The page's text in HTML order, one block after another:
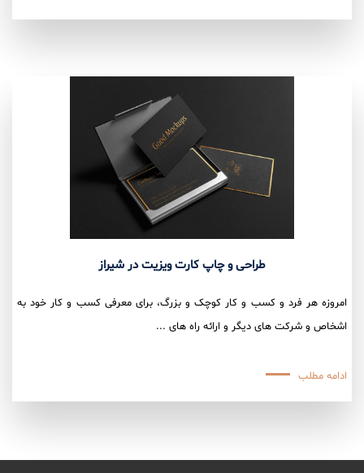
طراحی و چاپ کارت ویزیت در شیراز
امروزه هر فرد و کسب و کار کوچک و بزرگ، برای معرفی کسب و کار خود به
اشخاص و شرکت های دیگر و ارائه راه های ...
ادامه مطلب